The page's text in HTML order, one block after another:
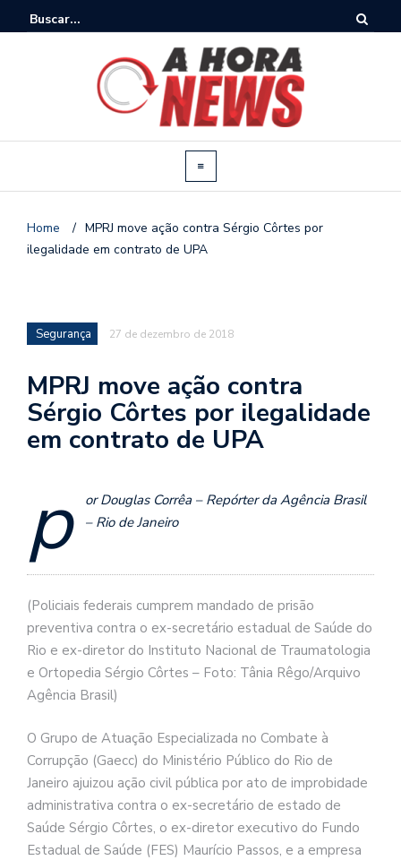
Home / MPRJ move ação contra Sérgio Côrtes por
ilegalidade em contrato de UPA
Segurança 27 de dezembro de 2018
MPRJ move ação contra
Sérgio Côrtes por ilegalidade
em contrato de UPA
p
or Douglas Corrêa – Repórter da Agência Brasil
– Rio de Janeiro
(Policiais federais cumprem mandado de prisão
preventiva contra o ex-secretário estadual de Saúde do
Rio e ex-diretor do Instituto Nacional de Traumatologia
e Ortopedia Sérgio Côrtes – Foto: Tânia Rêgo/Arquivo
Agência Brasil)
O Grupo de Atuação Especializada no Combate à
Corrupção (Gaecc) do Ministério Público do Rio de
Janeiro ajuizou ação civil pública por ato de improbidade
administrativa contra o ex-secretário de estado de
Saúde Sérgio Côrtes, o ex-diretor executivo do Fundo
Estadual de Saúde (FES) Maurício Passos, e a empresa